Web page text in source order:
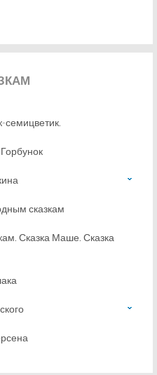
семицветик.
сказкам
Сказка Маше. Сказка